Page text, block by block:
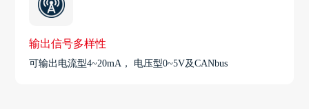
输出信号多样性
可输出电流型4~20mA， 电压型0~5V及CANbus